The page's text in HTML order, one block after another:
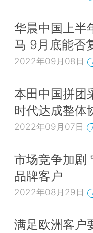
华晨中国上半
马 9月底能否
2022年09月08日
本田中国拼团
时代达成整体
2022年09月07日
市场竞争加剧
品牌客户
2022年08月29日
满足欧洲客户